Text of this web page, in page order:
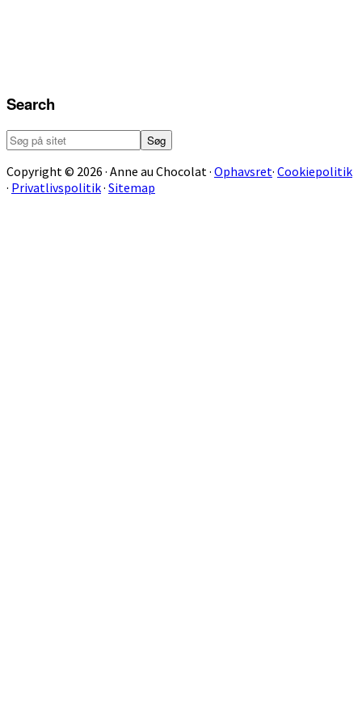
Search
Søg
på
sitet
Copyright © 2026 · Anne au Chocolat · Ophavsret· Cookiepolitik
· Privatlivspolitik· Sitemap